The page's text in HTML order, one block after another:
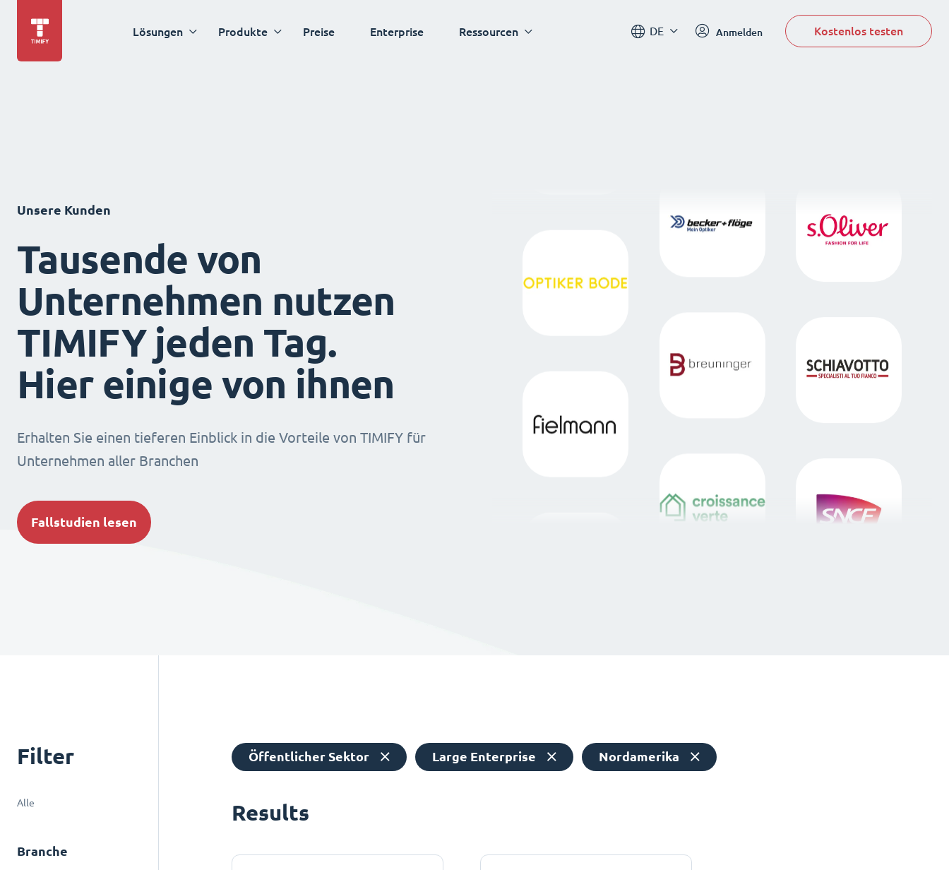
Lösungen Produkte Preise Enterprise Ressourcen DE Anmelden Kostenlos testen
Unsere Kunden
Tausende von
Unternehmen nutzen
TIMIFY jeden Tag.
Hier einige von ihnen
Erhalten Sie einen tieferen Einblick in die Vorteile von TIMIFY für
Unternehmen aller Branchen
Fallstudien lesen
Filter
Alle
Branche
Öffentlicher Sektor Large Enterprise Nordamerika
Results